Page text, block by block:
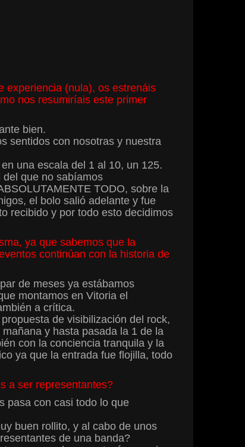
experiencia (nula), os estrenáis
nos resumiríais este primer
bien.
sentidos con nosotras y nuestra
una escala del 1 al 10, un 125.
que no sabíamos
TODO, sobre la
el bolo salió adelante y fue
recibido y por todo esto decidimos
ya que sabemos que la
continúan con la historia de
de meses ya estábamos
montamos en Vitoria el
a crítica.
de visibilización del rock,
y hasta pasada la 1 de la
con la conciencia tranquila y la
ya que la entrada fue flojilla, todo
a ser representantes?
pasa con casi todo lo que
buen rollito, y al cabo de unos
de una banda?